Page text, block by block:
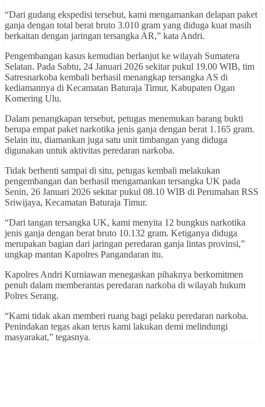
“Dari gudang ekspedisi tersebut, kami mengamankan delapan paket
ganja dengan total berat bruto 3.010 gram yang diduga kuat masih
berkaitan dengan jaringan tersangka AR,” kata Andri.
Pengembangan kasus kemudian berlanjut ke wilayah Sumatera
Selatan. Pada Sabtu, 24 Januari 2026 sekitar pukul 19.00 WIB, tim
Satresnarkoba kembali berhasil menangkap tersangka AS di
kediamannya di Kecamatan Baturaja Timur, Kabupaten Ogan
Komering Ulu.
Dalam penangkapan tersebut, petugas menemukan barang bukti
berupa empat paket narkotika jenis ganja dengan berat 1.165 gram.
Selain itu, diamankan juga satu unit timbangan yang diduga
digunakan untuk aktivitas peredaran narkoba.
Tidak berhenti sampai di situ, petugas kembali melakukan
pengembangan dan berhasil mengamankan tersangka UK pada
Senin, 26 Januari 2026 sekitar pukul 08.10 WIB di Perumahan RSS
Sriwijaya, Kecamatan Baturaja Timur.
“Dari tangan tersangka UK, kami menyita 12 bungkus narkotika
jenis ganja dengan berat bruto 10.132 gram. Ketiganya diduga
merupakan bagian dari jaringan peredaran ganja lintas provinsi,”
ungkap mantan Kapolres Pangandaran itu.
Kapolres Andri Kurniawan menegaskan pihaknya berkomitmen
penuh dalam memberantas peredaran narkoba di wilayah hukum
Polres Serang.
“Kami tidak akan memberi ruang bagi pelaku peredaran narkoba.
Penindakan tegas akan terus kami lakukan demi melindungi
masyarakat,” tegasnya.